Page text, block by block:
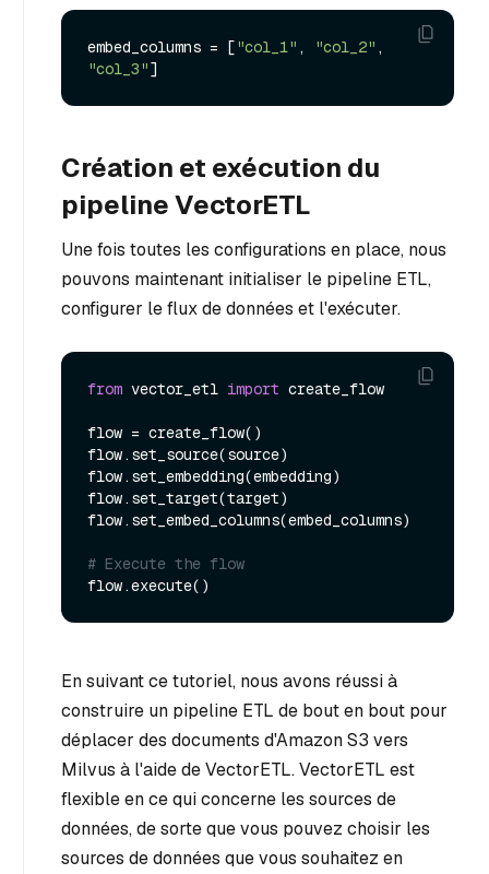
embed_columns = ["col_1" , "col_2"
"col_3"
Création et exécution du
pipeline VectorETL
Une fois toutes les configurations en place, nous
pouvons maintenant initialiser le pipeline ETL,
configurer le flux de données et l'exécuter.
from vector_etl import create_flow
flow = create_flow()
flow.set_source(source)
flow.set_embedding(embedding)
flow.set_target(target)
flow.set_embed_columns(embed_columns)
# Execute the flow
En suivant ce tutoriel, nous avons réussi à
construire un pipeline ETL de bout en bout pour
déplacer des documents d'Amazon S3 vers
Milvus à l'aide de VectorETL. VectorETL est
flexible en ce qui concerne les sources de
données, de sorte que vous pouvez choisir les
sources de données que vous souhaitez en